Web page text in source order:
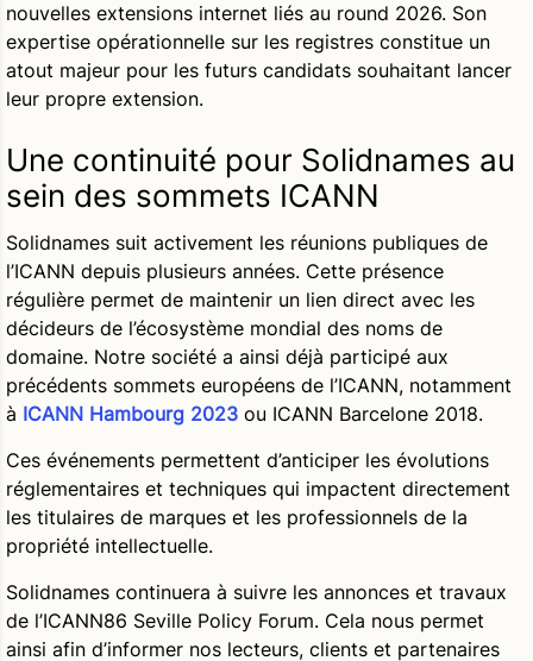
nouvelles extensions internet liés au round 2026. Son
expertise opérationnelle sur les registres constitue un
atout majeur pour les futurs candidats souhaitant lancer
leur propre extension.
Une continuité pour Solidnames au
sein des sommets ICANN
Solidnames suit activement les réunions publiques de
l’ICANN depuis plusieurs années. Cette présence
régulière permet de maintenir un lien direct avec les
décideurs de l’écosystème mondial des noms de
domaine. Notre société a ainsi déjà participé aux
précédents sommets européens de l’ICANN, notamment
à ICANN Hambourg 2023 ou ICANN Barcelone 2018.
Ces événements permettent d’anticiper les évolutions
réglementaires et techniques qui impactent directement
les titulaires de marques et les professionnels de la
propriété intellectuelle.
Solidnames continuera à suivre les annonces et travaux
de l’ICANN86 Seville Policy Forum. Cela nous permet
ainsi afin d’informer nos lecteurs, clients et partenaires